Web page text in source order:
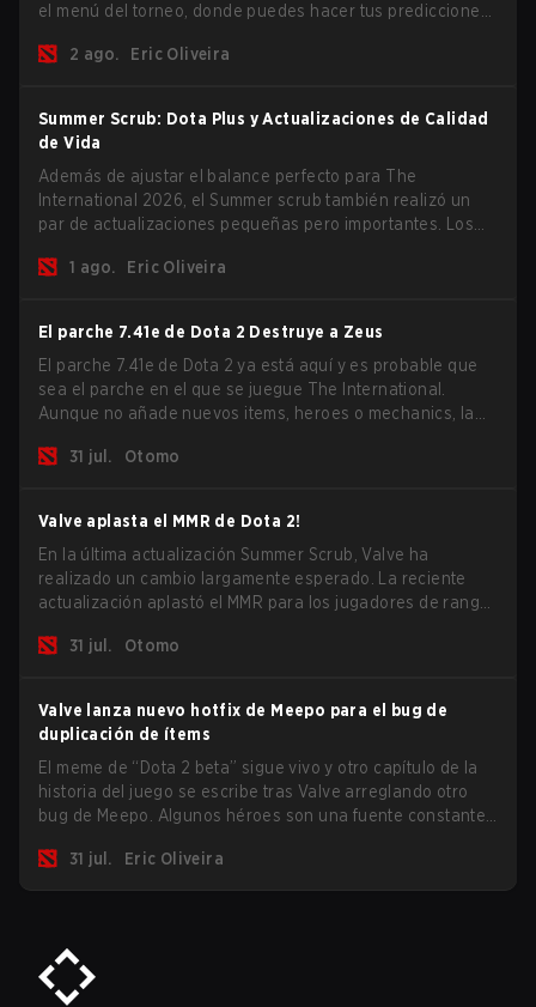
el menú del torneo, donde puedes hacer tus predicciones
este año.
2 ago. Eric Oliveira
Summer Scrub: Dota Plus y Actualizaciones de Calidad
de Vida
Además de ajustar el balance perfecto para The
International 2026, el Summer scrub también realizó un
par de actualizaciones pequeñas pero importantes. Los
de desglose post-partida y ahora todos los jugadores
1 ago. Eric Oliveira
El parche 7.41e de Dota 2 Destruye a Zeus
El parche 7.41e de Dota 2 ya está aquí y es probable que
sea el parche en el que se juegue The International.
Aunque no añade nuevos items, heroes o mechanics, la
los mayores problemas del juego.
31 jul. Otomo
Valve aplasta el MMR de Dota 2!
En la última actualización Summer Scrub, Valve ha
realizado un cambio largamente esperado. La reciente
actualización aplastó el MMR para los jugadores de rango
31 jul.
Otomo
Valve lanza nuevo hotfix de Meepo para el bug de
duplicación de ítems
El meme de “Dota 2 beta” sigue vivo y otro capítulo de la
historia del juego se escribe tras Valve arreglando otro
bug de Meepo. Algunos héroes son una fuente constante
son los más afectados por estos problemas.
31 jul. Eric Oliveira